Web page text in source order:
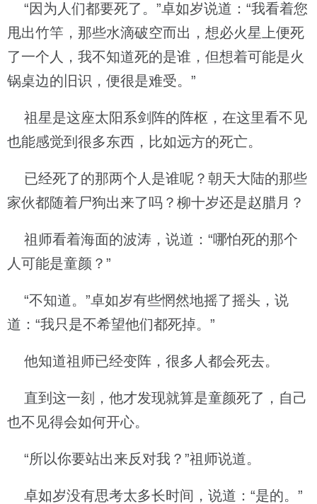
“因为人们都要死了。”卓如岁说道：“我看着您
甩出竹竿，那些水滴破空而出，想必火星上便死
了一个人，我不知道死的是谁，但想着可能是火
锅桌边的旧识，便很是难受。”
祖星是这座太阳系剑阵的阵枢，在这里看不见
也能感觉到很多东西，比如远方的死亡。
已经死了的那两个人是谁呢？朝天大陆的那些
家伙都随着尸狗出来了吗？柳十岁还是赵腊月？
祖师看着海面的波涛，说道：“哪怕死的那个
人可能是童颜？”
“不知道。”卓如岁有些惘然地摇了摇头，说
道：“我只是不希望他们都死掉。”
他知道祖师已经变阵，很多人都会死去。
直到这一刻，他才发现就算是童颜死了，自己
也不见得会如何开心。
“所以你要站出来反对我？”祖师说道。
卓如岁没有思考太多长时间，说道：“是的。”